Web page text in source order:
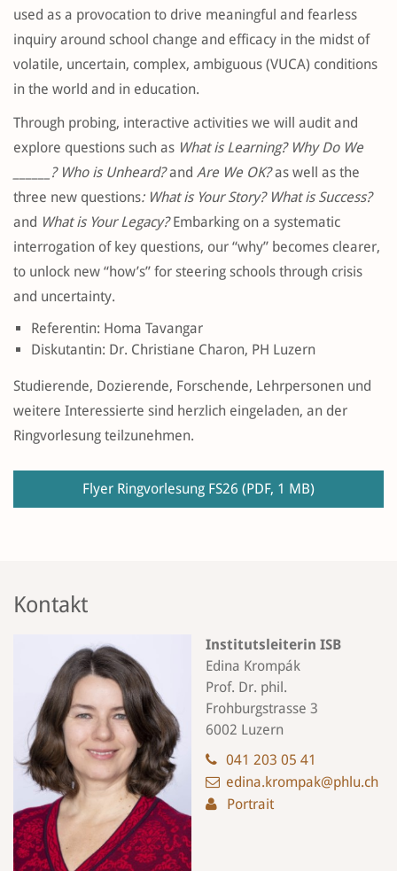
used as a provocation to drive meaningful and fearless
inquiry around school change and efficacy in the midst of
volatile, uncertain, complex, ambiguous (VUCA) conditions
in the world and in education.
Through probing, interactive activities we will audit and
explore questions such as What is Learning? Why Do We
______? Who is Unheard?and Are We OK?as well as the
three new questions: What is Your Story? What is Success?
and What is Your Legacy?Embarking on a systematic
interrogation of key questions, our “why” becomes clearer,
to unlock new “how’s” for steering schools through crisis
and uncertainty.
Referentin: Homa Tavangar
Diskutantin: Dr. Christiane Charon, PH Luzern
Studierende, Dozierende, Forschende, Lehrpersonen und
weitere Interessierte sind herzlich eingeladen, an der
Ringvorlesung teilzunehmen.
Flyer Ringvorlesung FS26 (PDF, 1 MB)
Kontakt
Institutsleiterin ISB
Edina Krompák
Prof. Dr. phil.
Frohburgstrasse 3
6002 Luzern
041 203 05 41
edina.krompak@phlu.ch
Portrait